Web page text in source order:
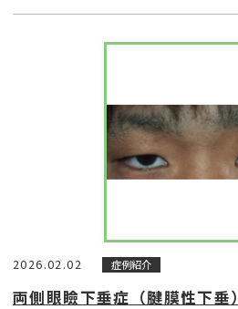
2026.02.02 症例紹介
両側眼瞼下垂症（腱膜性下垂）